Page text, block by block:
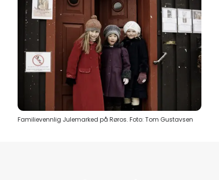
Familievennlig Julemarked på Røros. Foto: Tom Gustavsen